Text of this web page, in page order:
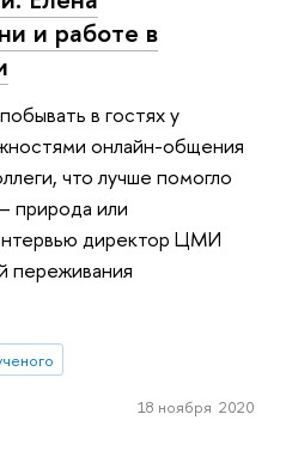
и работе в
в гостях у
онлайн-общения
что лучше помогло
природа или
директор ЦМИ
переживания
18 ноября 2020